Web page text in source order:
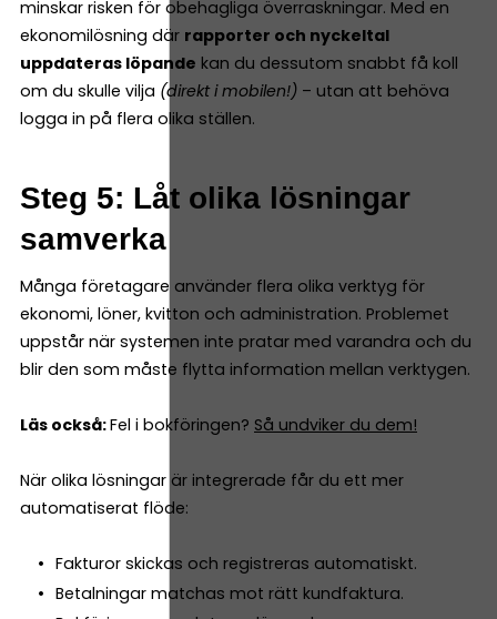
minskar risken för obehagliga överraskningar. Med en
ekonomilösning där rapporter och nyckeltal
uppdateras löpande kan du dessutom snabbt få koll
om du skulle vilja (direkt i mobilen!) – utan att behöva
logga in på flera olika ställen.
Steg 5: Låt olika lösningar
samverka
Många företagare använder flera olika verktyg för
ekonomi, löner, kvitton och administration. Problemet
uppstår när systemen inte pratar med varandra och du
blir den som måste flytta information mellan verktygen.
Läs också:Fel i bokföringen? Så undviker du dem!
När olika lösningar är integrerade får du ett mer
automatiserat flöde:
Fakturor skickas och registreras automatiskt.
Betalningar matchas mot rätt kundfaktura.